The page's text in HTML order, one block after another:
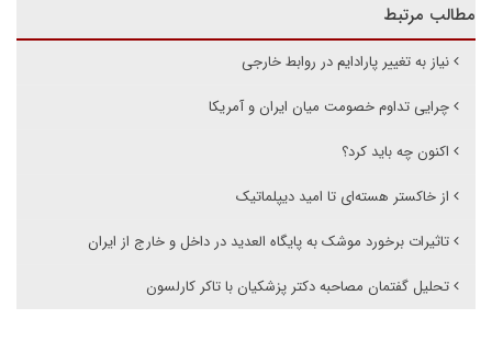
مطالب مرتبط
نیاز به تغییر پارادایم در روابط خارجی
چرایی تداوم خصومت میان ایران و آمریکا
اکنون چه باید کرد؟
از خاکستر هسته‌ای تا امید دیپلماتیک
تاثیرات برخورد موشک به پایگاه العدید در داخل و خارج از ایران
تحلیل گفتمان مصاحبه دکتر پزشکیان با تاکر کارلسون